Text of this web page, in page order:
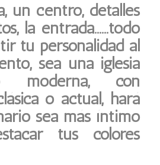
un centro, detalles
la entrada……todo
tu personalidad al
sea una iglesia
moderna, con
o actual, hará
sea más íntimo
tus colores